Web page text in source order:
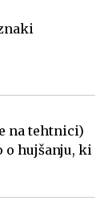
na tehtnici)
o hujšanju, ki